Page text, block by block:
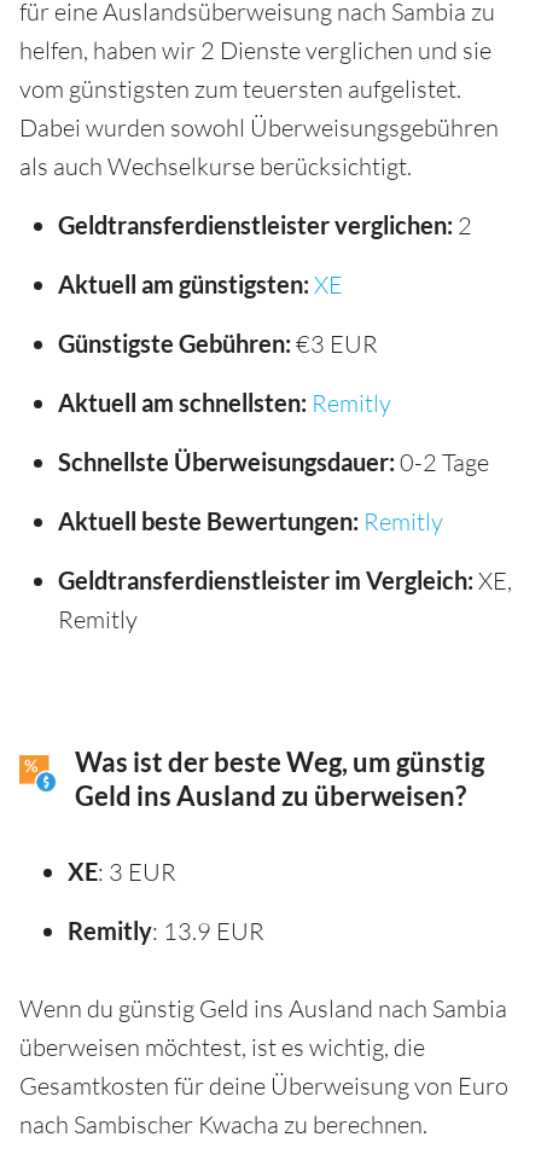
für eine Auslandsüberweisung nach Sambia zu
helfen, haben wir 2 Dienste verglichen und sie
vom günstigsten zum teuersten aufgelistet.
Dabei wurden sowohl Überweisungsgebühren
als auch Wechselkurse berücksichtigt.
Geldtransferdienstleister verglichen: 2
Aktuell am günstigsten: XE
Günstigste Gebühren: €3 EUR
Aktuell am schnellsten: Remitly
Schnellste Überweisungsdauer: 0-2 Tage
Aktuell beste Bewertungen: Remitly
Geldtransferdienstleister im Vergleich: XE,
Remitly
Was ist der beste Weg, um günstig
Geld ins Ausland zu überweisen?
XE: 3 EUR
Remitly: 13.9 EUR
Wenn du günstig Geld ins Ausland nach Sambia
überweisen möchtest, ist es wichtig, die
Gesamtkosten für deine Überweisung von Euro
nach Sambischer Kwacha zu berechnen.